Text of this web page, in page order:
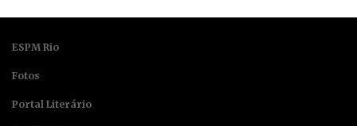
ESPM Rio
Fotos
Portal Literário